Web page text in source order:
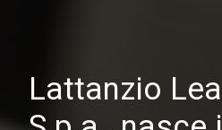
Lattanzio